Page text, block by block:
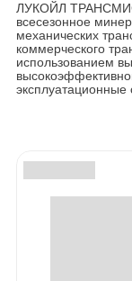
ЛУКОЙЛ
всесезонное
механических
коммерческого
использованием
эксплуатационные